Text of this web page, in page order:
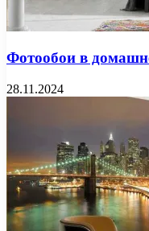
Фотообои в
28.11.2024